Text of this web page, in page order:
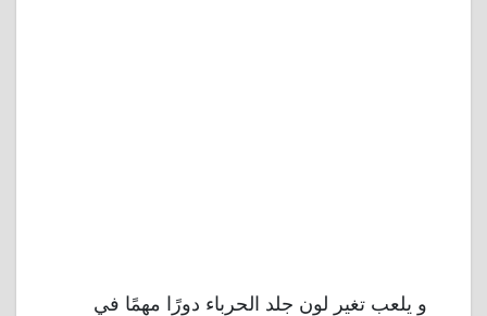
و يلعب تغير لون جلد الحرباء دورًا مهمًا في